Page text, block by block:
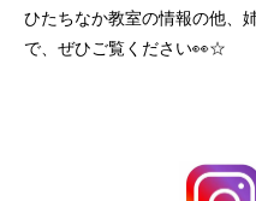
ひたちなか教室の情報の他、
で、ぜひご覧ください👀☆